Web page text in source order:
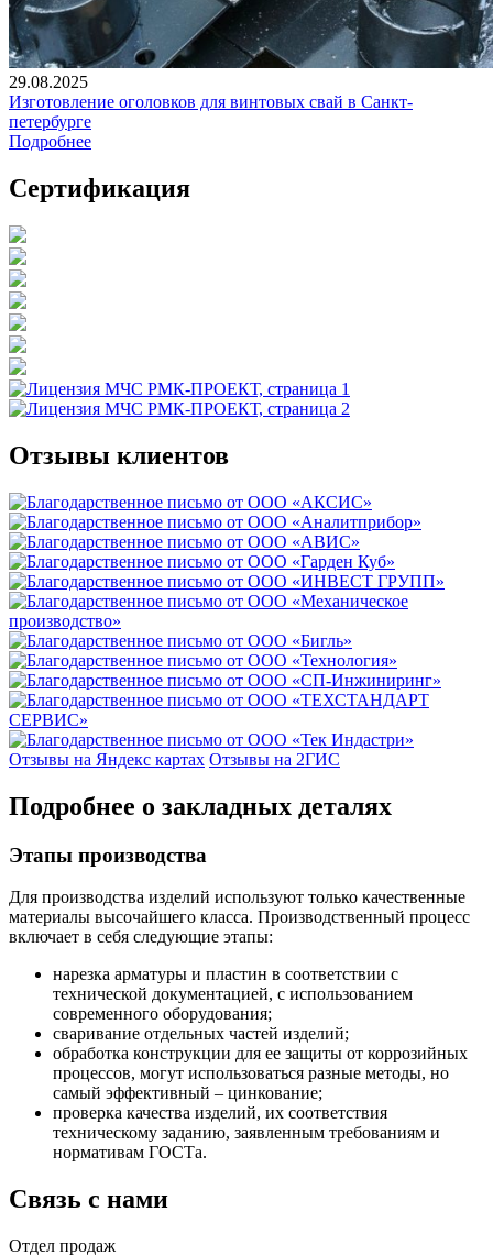
29.08.2025
Изготовление оголовков для винтовых свай в Санкт-
петербурге
Подробнее
Сертификация
Отзывы клиентов
Отзывы на Яндекс картах Отзывы на 2ГИС
Подробнее о закладных деталях
Этапы производства
Для производства изделий используют только качественные
материалы высочайшего класса. Производственный процесс
включает в себя следующие этапы:
нарезка арматуры и пластин в соответствии с
технической документацией, с использованием
современного оборудования;
сваривание отдельных частей изделий;
обработка конструкции для ее защиты от коррозийных
процессов, могут использоваться разные методы, но
самый эффективный – цинкование;
проверка качества изделий, их соответствия
техническому заданию, заявленным требованиям и
нормативам ГОСТа.
Связь с нами
Отдел продаж